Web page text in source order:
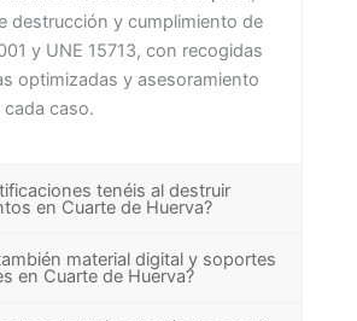
destrucción y cumplimiento de
y UNE 15713, con recogidas
optimizadas y asesoramiento
caso.
tenéis al destruir
en Cuarte de Huerva?
material digital y soportes
en Cuarte de Huerva?